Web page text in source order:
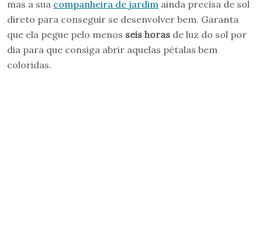
mas a sua companheira de jardim ainda precisa de sol
direto para conseguir se desenvolver bem. Garanta
que ela pegue pelo menos seis horas de luz do sol por
dia para que consiga abrir aquelas pétalas bem
coloridas.